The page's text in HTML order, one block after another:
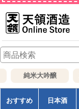
純米大吟醸
おすすめ 日本酒